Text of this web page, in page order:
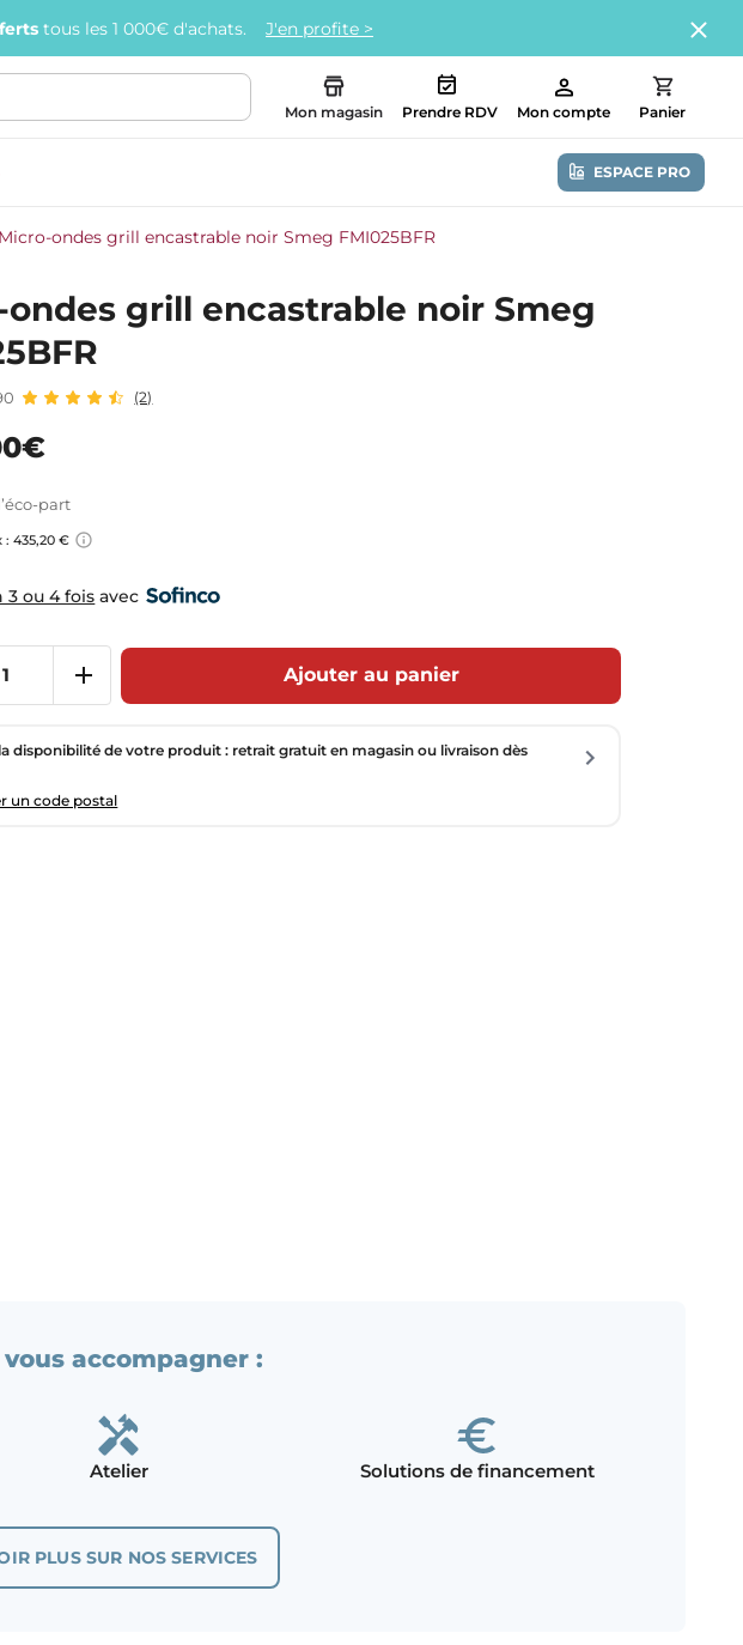
tous les 1 000€ d'achats. J'en profite >
Mon magasin Prendre RDV Mon compte Panier
ESPACE PRO
Micro-ondes grill encastrable noir Smeg FMI025BFR
ondes grill encastrable noir Smeg
(2)
part
: 435,20 €
3 ou 4 fois avec
Ajouter au panier
disponibilité de votre produit : retrait gratuit en magasin ou livraison dès
un code postal
accompagner :
Atelier Solutions de financement
PLUS SUR NOS SERVICES